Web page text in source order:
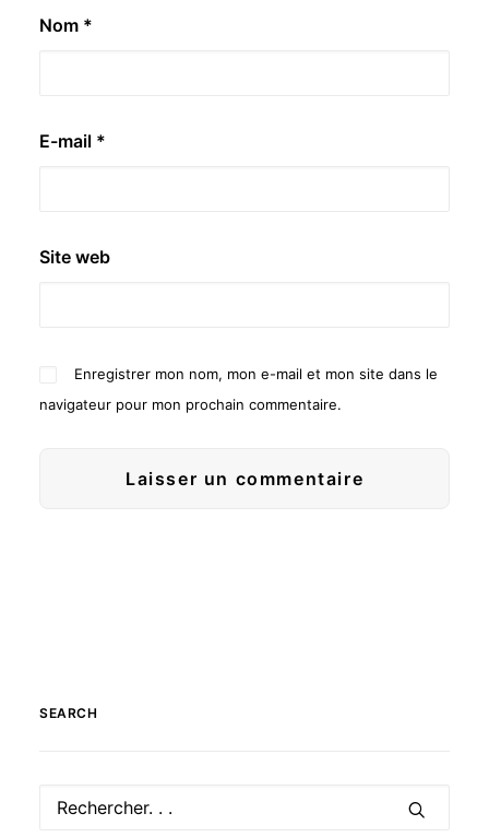
Nom *
E-mail *
Site web
Enregistrer mon nom, mon e-mail et mon site dans le
navigateur pour mon prochain commentaire.
SEARCH